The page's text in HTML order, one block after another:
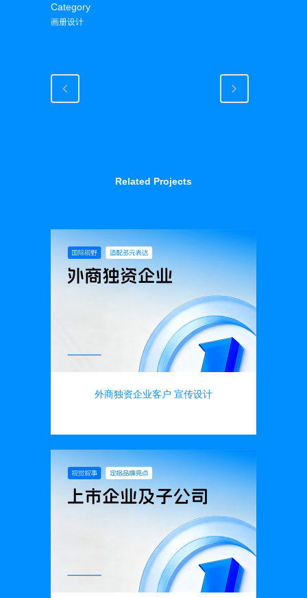
Category
画册设计
Related Projects
外商独资企业客户 宣传设计